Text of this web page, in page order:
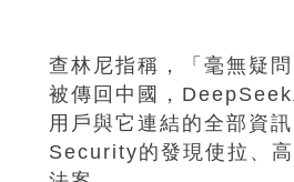
查林尼指稱，「毫無疑
被傳回中國，DeepSeek
用戶與它連結的全部資
Security的發現使拉、